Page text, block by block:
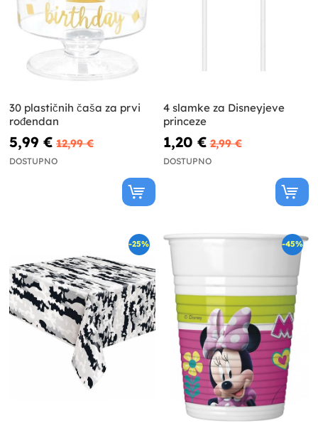
30 plastičnih čaša za prvi
rođendan
5,99 € 12,99 €
DOSTUPNO
4 slamke za Disneyjeve
princeze
1,20 € 2,99 €
DOSTUPNO
-25% -45%